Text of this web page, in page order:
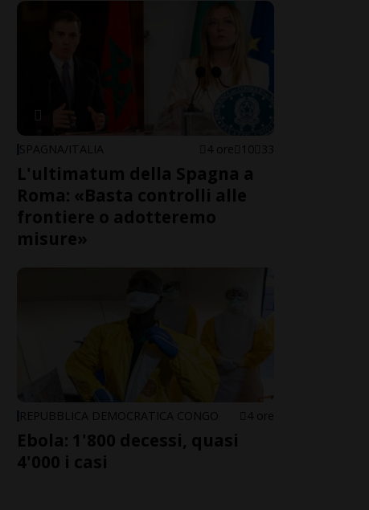
SPAGNA/ITALIA 4 ore 10 33
L'ultimatum della Spagna a
Roma: «Basta controlli alle
frontiere o adotteremo
misure»
REPUBBLICA DEMOCRATICA CONGO 4 ore
Ebola: 1'800 decessi, quasi
4'000 i casi